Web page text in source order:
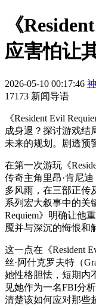
《
应害怕让
2026-05-10 00:17:46
17173 新闻导语
《Resident Evil
成身退？探讨游戏结
未来的规划。剧透预
在第一次游玩《
传奇主角里昂·肯尼
多风雨，在三部正传
系列宏大叙事中的关
Requiem》明确让他
魇并与深沉的悔恨和
这一点在《Resident
丝·阿什克罗夫特（
她性格胆怯，短期内
见她作为一名FBI分
清楚该如何应对那些